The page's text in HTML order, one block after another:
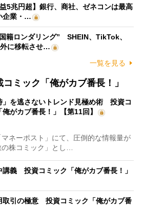
5兆円超】銀行、商社、ゼネコンは最高
企業・…
籍ロンダリング” SHEIN、TikTok、
に移転させ…
一覧を見る
ミック「俺がカブ番長！」
」を逃さないトレンド見極め術 投資コ
俺がカブ番長！」【第11回】
ネーポスト」にて、圧倒的な情報量が
株コミック」とし…
講義 投資コミック「俺がカブ番長！」
取引の極意 投資コミック「俺がカブ番